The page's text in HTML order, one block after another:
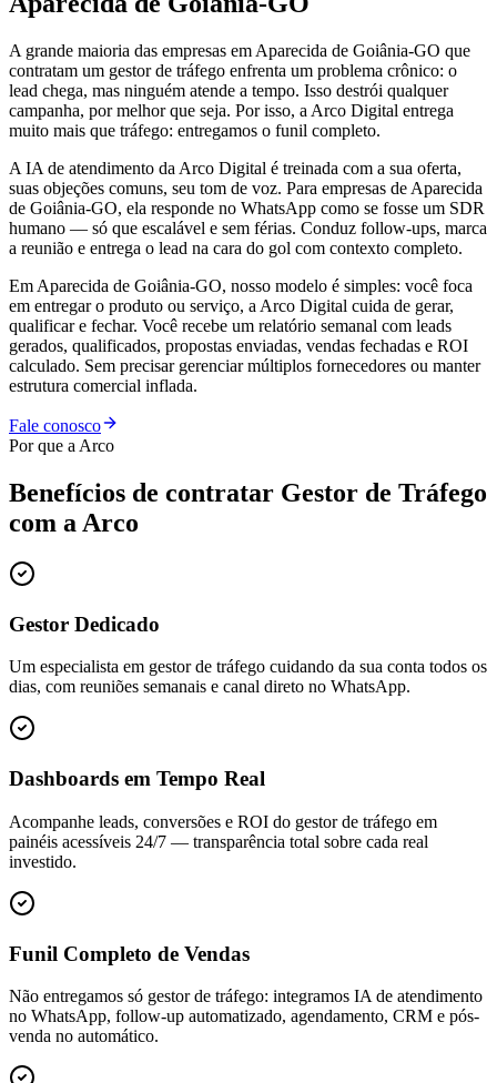
A grande maioria das empresas em Aparecida de Goiânia-GO que
contratam um gestor de tráfego enfrenta um problema crônico: o
lead chega, mas ninguém atende a tempo. Isso destrói qualquer
campanha, por melhor que seja. Por isso, a Arco Digital entrega
muito mais que tráfego: entregamos o funil completo.
A IA de atendimento da Arco Digital é treinada com a sua oferta,
suas objeções comuns, seu tom de voz. Para empresas de Aparecida
de Goiânia-GO, ela responde no WhatsApp como se fosse um SDR
humano — só que escalável e sem férias. Conduz follow-ups, marca
a reunião e entrega o lead na cara do gol com contexto completo.
Em Aparecida de Goiânia-GO, nosso modelo é simples: você foca
em entregar o produto ou serviço, a Arco Digital cuida de gerar,
qualificar e fechar. Você recebe um relatório semanal com leads
gerados, qualificados, propostas enviadas, vendas fechadas e ROI
calculado. Sem precisar gerenciar múltiplos fornecedores ou manter
estrutura comercial inflada.
Fale conosco
Por que a Arco
Benefícios de contratar Gestor de Tráfego
com a Arco
Gestor Dedicado
Um especialista em gestor de tráfego cuidando da sua conta todos os
dias, com reuniões semanais e canal direto no WhatsApp.
Dashboards em Tempo Real
Acompanhe leads, conversões e ROI do gestor de tráfego em
painéis acessíveis 24/7 — transparência total sobre cada real
investido.
Funil Completo de Vendas
Não entregamos só gestor de tráfego: integramos IA de atendimento
no WhatsApp, follow-up automatizado, agendamento, CRM e pós-
venda no automático.